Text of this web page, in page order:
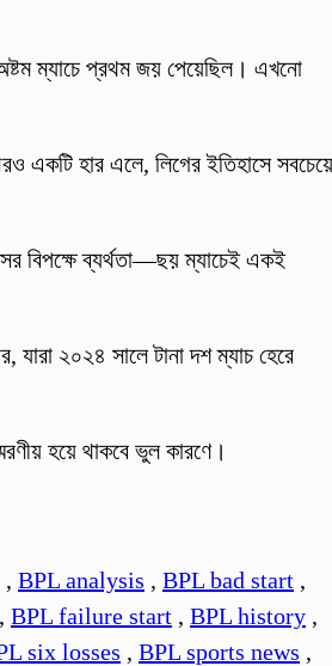
ম্যাচে প্রথম জয় পেয়েছিল। এখনো
একটি হার এলে, লিগের ইতিহাসে সবচেয়ে
বিপক্ষে ব্যর্থতা—ছয় ম্যাচেই একই
২০২৪ সালে টানা দশ ম্যাচ হেরে
হয়ে থাকবে ভুল কারণে।
, BPL analysis , BPL bad start ,
, BPL failure start , BPL history ,
six losses , BPL sports news ,